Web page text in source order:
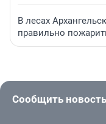
В лесах
правильно
Сообщить новость